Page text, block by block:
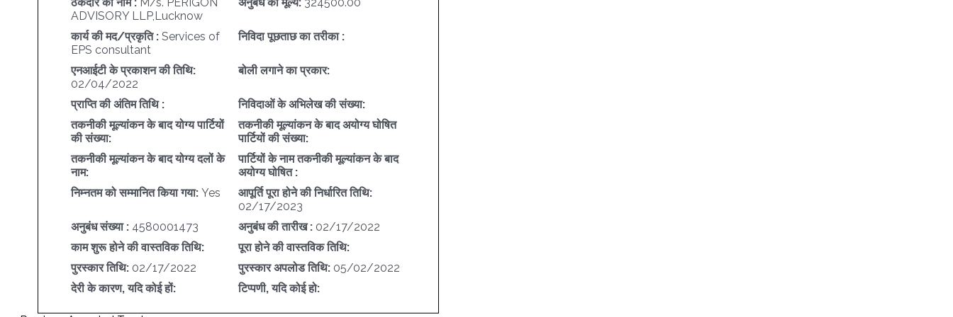
ADVISORY LLP,Lucknow
कार्य की मद/प्रकृति : Services of
EPS consultant
निविदा पूछताछ का तरीका :
एनआईटी के प्रकाशन की तिथि:
02/04/2022
बोली लगाने का प्रकार:
प्राप्ति की अंतिम तिथि :
निविदाओं के अभिलेख की संख्या:
तकनीकी मूल्यांकन के बाद योग्य पार्टियों
की संख्या:
तकनीकी मूल्यांकन के बाद अयोग्य घोषित
पार्टियों की संख्या:
तकनीकी मूल्यांकन के बाद योग्य दलों के
नाम:
पार्टियों के नाम तकनीकी मूल्यांकन के बाद
अयोग्य घोषित :
निम्नतम को सम्मानित किया गया: Yes
आपूर्ति पूरा होने की निर्धारित तिथि:
02/17/2023
अनुबंध संख्या : 4580001473 अनुबंध की तारीख : 02/17/2022
काम शुरू होने की वास्तविक तिथि:
पूरा होने की वास्तविक तिथि:
पुरस्कार तिथि: 02/17/2022 पुरस्कार अपलोड तिथि: 05/02/2022
देरी के कारण, यदि कोई हों:
टिप्पणी, यदि कोई हो: